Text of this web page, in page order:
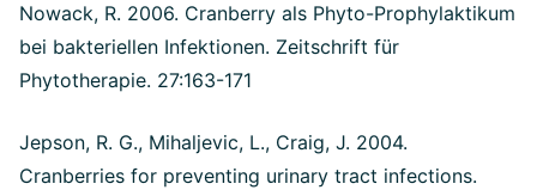
Nowack, R. 2006. Cranberry als Phyto-Prophylaktikum
bei bakteriellen Infektionen. Zeitschrift für
Phytotherapie. 27:163-171
Jepson, R. G., Mihaljevic, L., Craig, J. 2004.
Cranberries for preventing urinary tract infections.